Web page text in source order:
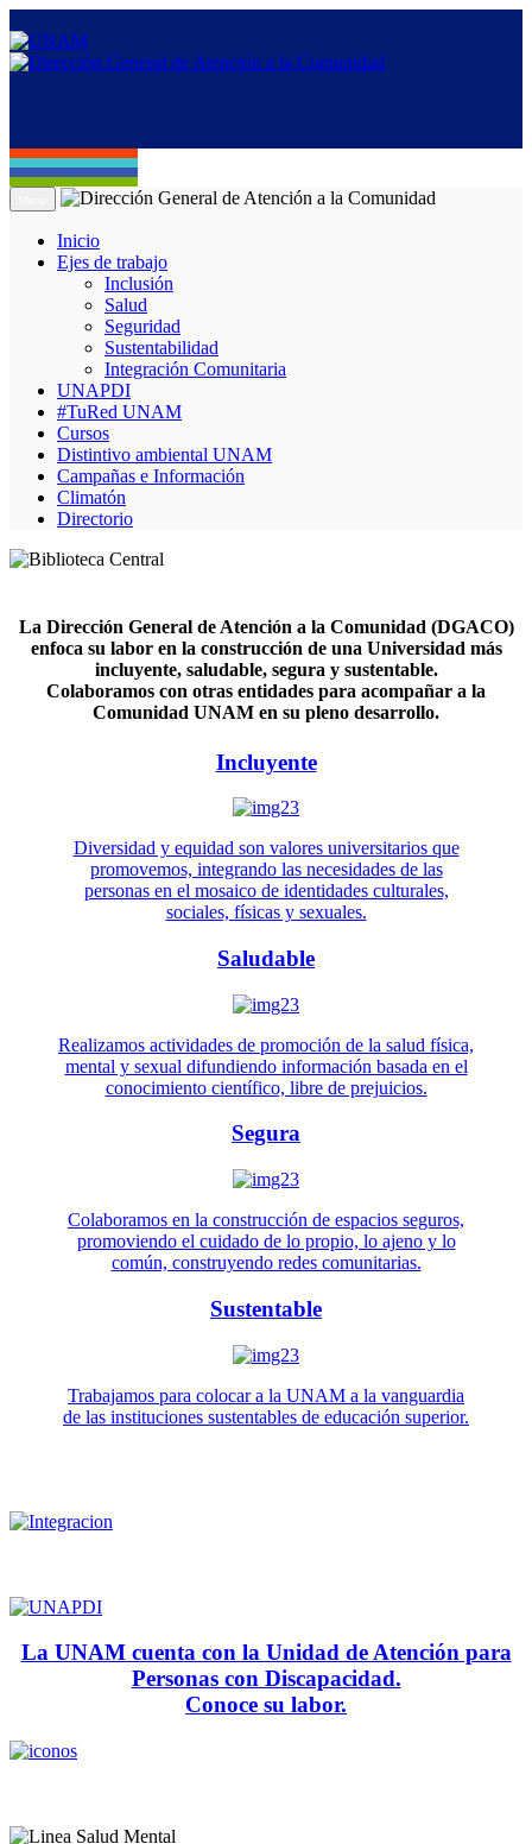
Inicio
Ejes de trabajo
Inclusión
Salud
Seguridad
Sustentabilidad
Integración Comunitaria
UNAPDI
#TuRed UNAM
Cursos
Distintivo ambiental UNAM
Campañas e Información
Climatón
Directorio
La Dirección General de Atención a la Comunidad (DGACO)
enfoca su labor en la construcción de una Universidad más
incluyente, saludable, segura y sustentable.
Colaboramos con otras entidades para acompañar a la
Comunidad UNAM en su pleno desarrollo.
Incluyente
Diversidad y equidad son valores universitarios que
promovemos, integrando las necesidades de las
personas en el mosaico de identidades culturales,
sociales, físicas y sexuales.
Saludable
Realizamos actividades de promoción de la salud física,
mental y sexual difundiendo información basada en el
conocimiento científico, libre de prejuicios.
Segura
Colaboramos en la construcción de espacios seguros,
promoviendo el cuidado de lo propio, lo ajeno y lo
común, construyendo redes comunitarias.
Sustentable
Trabajamos para colocar a la UNAM a la vanguardia
de las instituciones sustentables de educación superior.
La UNAM cuenta con la Unidad de Atención para
Personas con Discapacidad.
Conoce su labor.